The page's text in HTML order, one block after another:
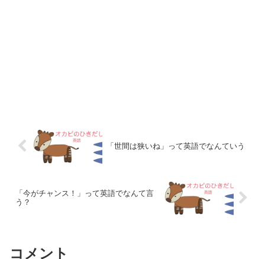
「世間は狭いね」って英語でなんていう
「今がチャンス！」って英語でなんて言
う？
コメント